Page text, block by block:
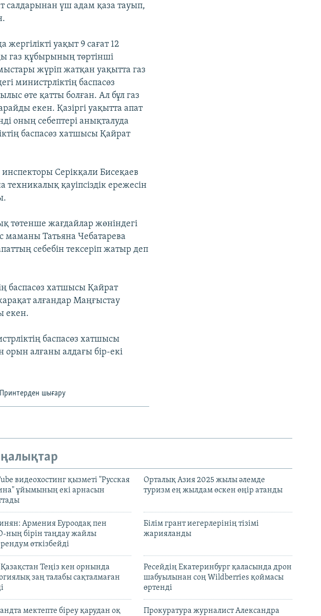
үш адам қаза тауып,
уақыт 9 сағат 12
газ құбырының төртінші
жүріп жатқан уақытта газ
министрліктің баспасөз
өте қатты болған. Ал бұл газ
екен. Қазіргі уақытта апат
оның себептері анықталуда
баспасөз хатшысы Қайрат
Серікқали Бисеқаев
қауіпсіздік ережесін
төтенше жағдайлар жөніндегі
маманы Татьяна Чебатарева
себебін тексеріп жатыр деп
баспасөз хатшысы Қайрат
алғандар Маңғыстау
екен.
баспасөз хатшысы
алғаны алдағы бір-екі
Принтерден шығару
видеохостинг қызметі "Русская
ұйымының екі арнасын
Орталық Азия 2025 жылы әлемде
туризм ең жылдам өскен өңір атанды
Армения Еуроодақ пен
ның бірін таңдау жайлы
өткізбейді
Білім грант иегерлерінің тізімі
жарияланды
Теңіз кен орнында
заң талабы сақталмаған
Ресейдің Екатеринбург қаласында дрон
шабуылынан соң Wildberries қоймасы
өртенді
мектепте біреу қарудан оқ
Прокуратура журналист Александра